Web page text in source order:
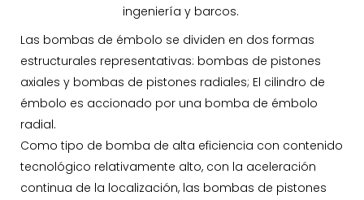
ingeniería y barcos.
Las bombas de émbolo se dividen en dos formas
estructurales representativas: bombas de pistones
axiales y bombas de pistones radiales; El cilindro de
émbolo es accionado por una bomba de émbolo
radial.
Como tipo de bomba de alta eficiencia con contenido
tecnológico relativamente alto, con la aceleración
continua de la localización, las bombas de pistones